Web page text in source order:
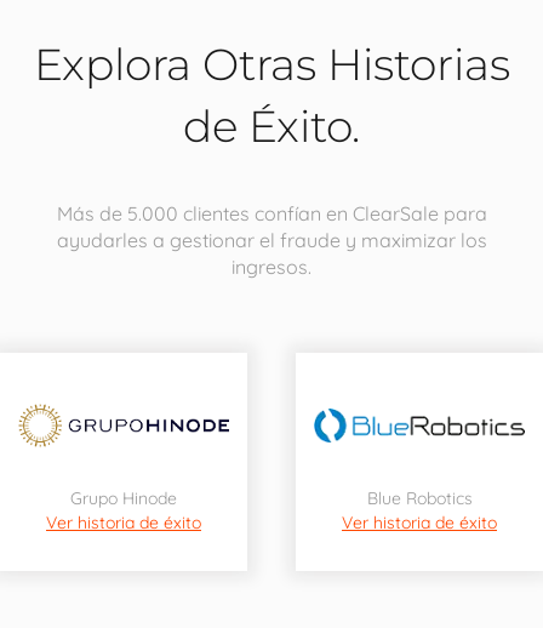
Explora Otras Historias
de Éxito.
Más de 5.000 clientes confían en ClearSale para
ayudarles a gestionar el fraude y maximizar los
ingresos.
Grupo Hinode
Ver historia de éxito
Blue Robotics
Ver historia de éxito